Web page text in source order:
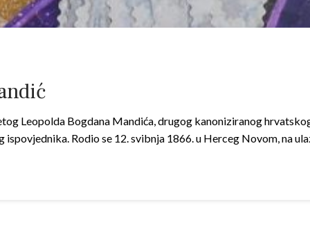
Leopolda Bogdana Mandića, drugog kanoniziranog
Rodio se 12. svibnja 1866. u Herceg Novom, na